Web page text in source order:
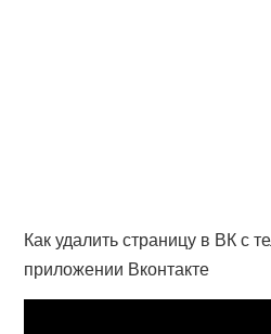
Как удалить страницу в ВК с
приложении Вконтакте